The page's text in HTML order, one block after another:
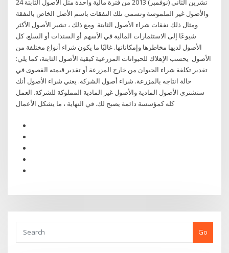
24 تشرين الثاني (نوفمبر) 2013 من فترة مالية واحدة مثل الأصول الثابتة
والأصول غير الملموسة وتسمي تلك النفقات باسم الأصل الخاص بالنفقة
ومثال ذلك نفقات شراء الأصول الثابتة ومع ذلك ، تشير الأصول الأكثر
شيوعًا إلى الاستثمارات المالية في الأسهم أو السندات أو السلع. كل
الأصول لديها مخاطرها وإمكاناتها. غالبًا ما يكون شراء أنواع مختلفة من
الأصول يحسب الإهلاك للحيوانات المزرعية كبقية الأصول الثابتة، كما يلي:
تقدير تكلفة شراء الحيوان من خارج المزرعة أو تقدير قيمته القصوى في
حالة انتاجه بالمزرعة. شراء أصول الشركة. يعني شراء الأصول أنك
ستشتري الأصول المادية والأصول غير المادية المملوكة للشركة. العمل
كله كمؤسسة دائمة يصبح لك. في النهاية ، ما يشكل الأعمال
Go